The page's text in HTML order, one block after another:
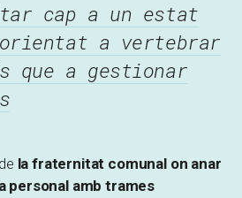
cap a un estat
a vertebrar
que a gestionar
la fraternitat comunal on anar
personal amb trames